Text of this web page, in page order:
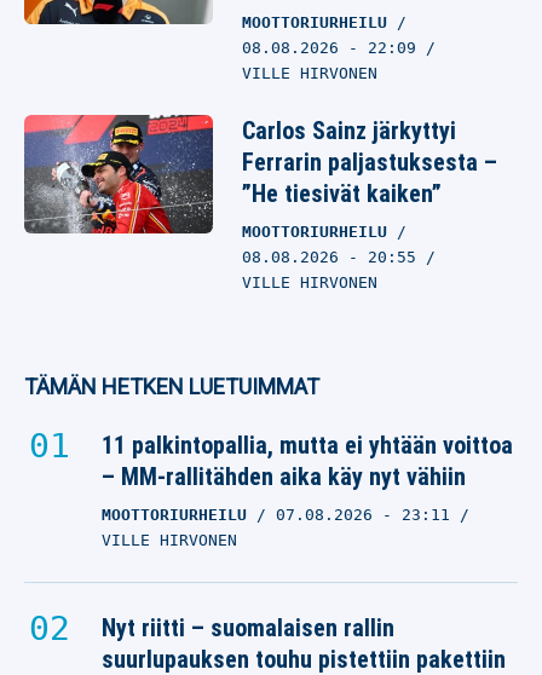
MOOTTORIURHEILU
08.08.2026 - 22:09
VILLE HIRVONEN
Carlos Sainz järkyttyi
Ferrarin paljastuksesta –
”He tiesivät kaiken”
MOOTTORIURHEILU
08.08.2026 - 20:55
VILLE HIRVONEN
TÄMÄN HETKEN LUETUIMMAT
11 palkintopallia, mutta ei yhtään voittoa
– MM-rallitähden aika käy nyt vähiin
MOOTTORIURHEILU 07.08.2026 - 23:11
VILLE HIRVONEN
Nyt riitti – suomalaisen rallin
suurlupauksen touhu pistettiin pakettiin